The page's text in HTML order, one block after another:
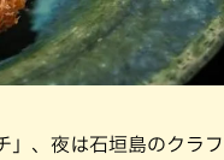
」、夜は石垣島のクラフ